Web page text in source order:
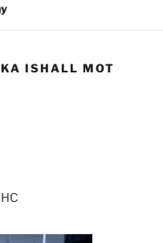
ISHALL MOT